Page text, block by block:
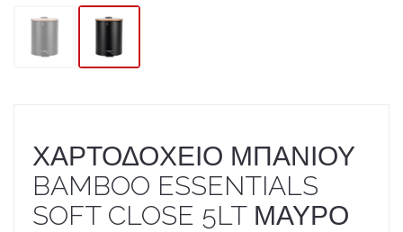
ΧΑΡΤΟΔΟΧΕΙΟ ΜΠΑΝΙΟΥ
BAMBOO ESSENTIALS
SOFT CLOSE 5LT ΜΑΥΡΟ